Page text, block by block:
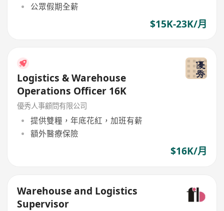
公眾假期全薪
$15K-23K/月
Logistics & Warehouse
Operations Officer 16K
優秀人事顧問有限公司
提供雙糧，年底花紅，加班有薪
額外醫療保險
$16K/月
Warehouse and Logistics
Supervisor